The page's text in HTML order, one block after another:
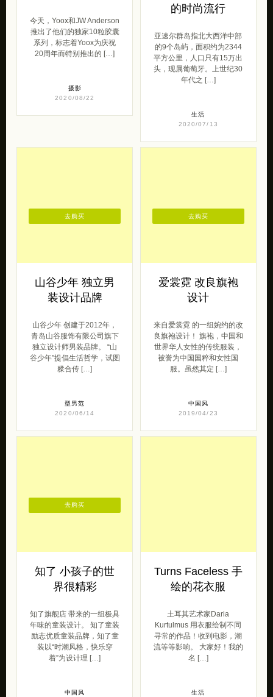
今天，Yoox和JW Anderson
推出了他们的独家10粒胶囊
系列，标志着Yoox为庆祝
20周年而特别推出的 […]
摄影
2020/08/22
的时尚流行
亚速尔群岛指北大西洋中部
的9个岛屿，面积约为2344
平方公里，人口只有15万出
头，现属葡萄牙。上世纪30
年代之 […]
生活
2020/07/13
山谷少年 独立男
装设计品牌
山谷少年 创建于2012年，
青岛山谷服饰有限公司旗下
独立设计师男装品牌。 “山
谷少年”提倡生活哲学，试图
糅合传 […]
型男范
2020/06/14
去购买
爱裳霓 改良旗袍
设计
来自爱裳霓 的一组婉约的改
良旗袍设计！ 旗袍，中国和
世界华人女性的传统服装，
被誉为中国国粹和女性国
服。虽然其定 […]
中国风
2019/04/23
去购买
知了 小孩子的世
界很精彩
知了旗舰店 带来的一组极具
年味的童装设计。 知了童装
励志优质童装品牌，知了童
装以“时潮风格，快乐穿
着”为设计理 […]
中国风
去购买
Turns Faceless 手
绘的花衣服
土耳其艺术家Daria
Kurtulmus 用衣服绘制不同
寻常的作品！收到电影，潮
流等等影响。 大家好！我的
名 […]
生活